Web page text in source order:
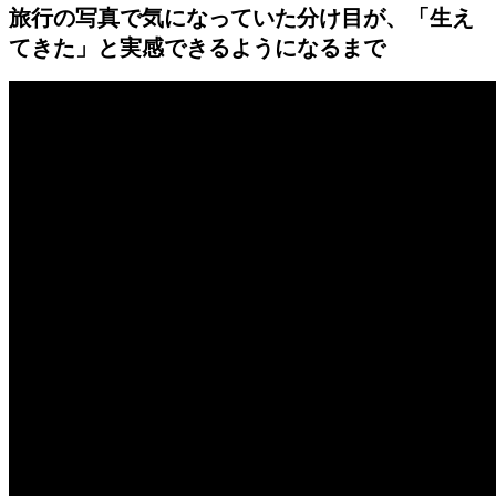
旅行の写真で気になっていた分け目が、「生え
てきた」と実感できるようになるまで